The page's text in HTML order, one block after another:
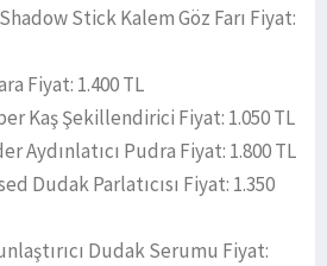
Stick Kalem Göz Farı Fiyat:
Fiyat: 1.400 TL
Kaş Şekillendirici Fiyat: 1.050 TL
Aydınlatıcı Pudra Fiyat: 1.800 TL
Dudak Parlatıcısı Fiyat: 1.350
Dudak Serumu Fiyat: